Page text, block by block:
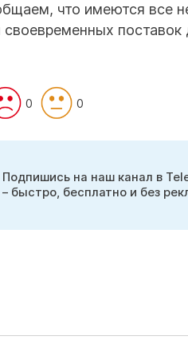
что имеются все
0 0
Подпишись на наш канал в
– быстро, бесплатно и без